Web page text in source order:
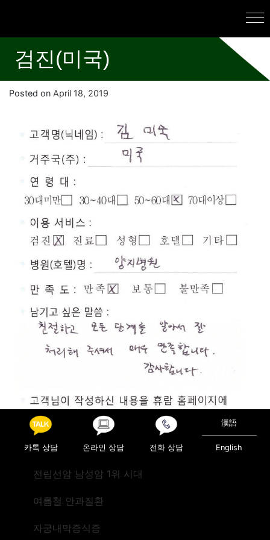
검진(미국)
Posted on April 18, 2019
Post navigation
검진(미국 텍사스)
카톡 상담 온라인 상담 전화 상담
漢語
English
전립선암 남성암 1위 시대
여름철 안과질환
자궁내막증식증